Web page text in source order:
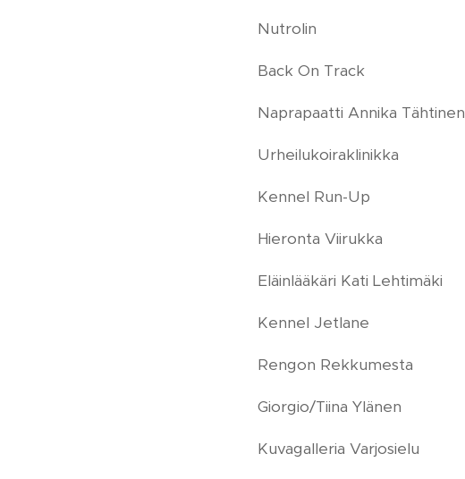
Nutrolin
Back On Track
Naprapaatti Annika Tähtinen
Urheilukoiraklinikka
Kennel Run-Up
Hieronta Viirukka
Eläinlääkäri Kati Lehtimäki
Kennel Jetlane
Rengon Rekkumesta
Giorgio/Tiina Ylänen
Kuvagalleria Varjosielu